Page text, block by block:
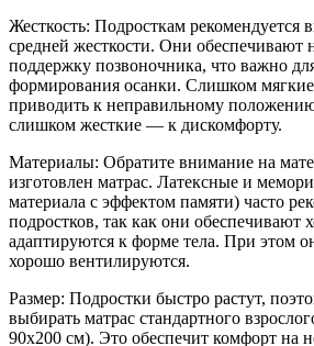
Жесткость: Подросткам рекомендуется
средней жесткости. Они обеспечивают
поддержку позвоночника, что важно
формирования осанки. Слишком
приводить к неправильному
слишком жесткие — к дискомфорту.
Материалы: Обратите внимание на
изготовлен матрас. Латексные и
материала с эффектом памяти) часто
подростков, так как они
адаптируются к форме тела. При этом
хорошо вентилируются.
Размер: Подростки быстро растут,
выбирать матрас стандартного
90x200 см). Это обеспечит комфорт на